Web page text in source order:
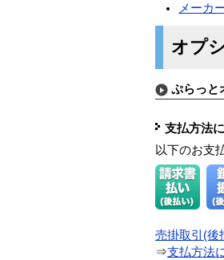
メーカ
オプ
ぷらっと
支払方法
以下のお支
売掛取引(後
⇒支払方法